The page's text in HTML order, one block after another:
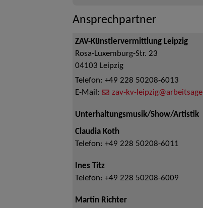
Ansprechpartner
ZAV-Künstlervermittlung Leipzig
Rosa-Luxemburg-Str. 23
04103 Leipzig
Telefon: +49 228 50208-6013
E-Mail:
zav-kv-
Unterhaltungsmusik/Show/Artistik
Claudia Koth
Telefon: +49 228 50208-6011
Ines Titz
Telefon: +49 228 50208-6009
Martin Richter